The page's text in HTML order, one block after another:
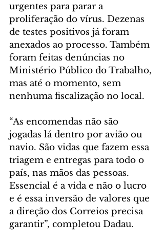
urgentes para parar a
proliferação do vírus. Dezenas
de testes positivos já foram
anexados ao processo. Também
foram feitas denúncias no
Ministério Público do Trabalho,
mas até o momento, sem
nenhuma fiscalização no local.
“As encomendas não são
jogadas lá dentro por avião ou
navio. São vidas que fazem essa
triagem e entregas para todo o
país, nas mãos das pessoas.
Essencial é a vida e não o lucro
e é essa inversão de valores que
a direção dos Correios precisa
garantir”, completou Dadau.